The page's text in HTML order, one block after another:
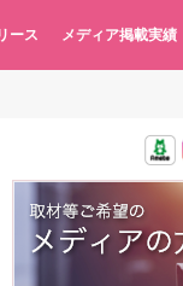
ース メディア掲載実績